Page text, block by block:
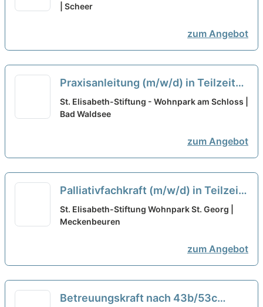
fühlen!
| Scheer
zum Angebot
Praxisanleitung (m/w/d) in Teilzeit
(50%) - Ein Arbeitsplatz in einer
familiären Arbeitsatmosphäre!
St. Elisabeth-Stiftung - Wohnpark am Schloss |
Bad Waldsee
zum Angebot
Palliativfachkraft (m/w/d) in Teilzeit
(75%) - Hier kannst Du durchstarten!
neu
St. Elisabeth-Stiftung Wohnpark St. Georg |
Meckenbeuren
zum Angebot
Betreuungskraft nach 43b/53c